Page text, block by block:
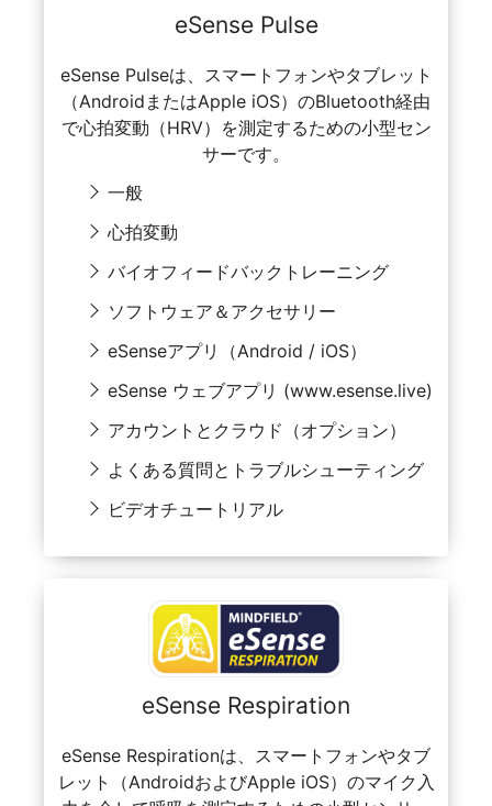
eSense Pulse
eSense Pulseは、スマートフォンやタブレット
（AndroidまたはApple iOS）のBluetooth経由
で心拍変動（HRV）を測定するための小型セン
サーです。
一般
心拍変動
バイオフィードバックトレーニング
ソフトウェア＆アクセサリー
eSenseアプリ（Android / iOS）
eSense ウェブアプリ (www.esense.live)
アカウントとクラウド（オプション）
よくある質問とトラブルシューティング
ビデオチュートリアル
eSense Respiration
eSense Respirationは、スマートフォンやタブ
レット（AndroidおよびApple iOS）のマイク入